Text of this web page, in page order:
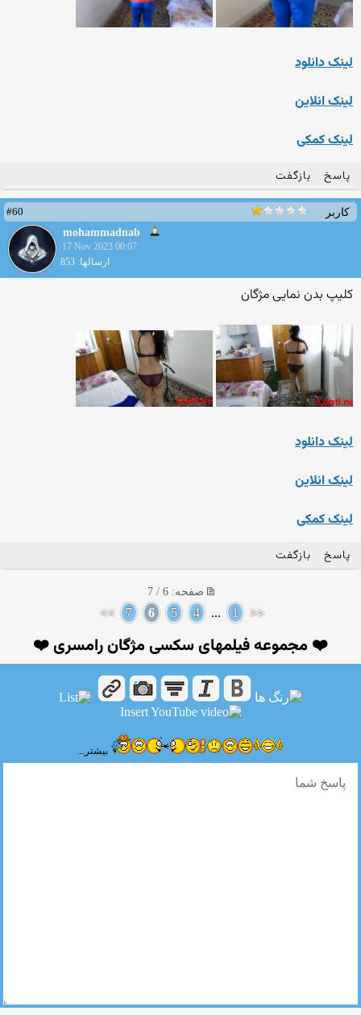
لینک دانلود
لینک انلاین
لینک کمکی
پاسخ بازگفت
کاربر
#60
mohammadnab
17 Nov 2023 00:07
ارسالها: 853
کلیپ بدن نمایی مژگان
لینک دانلود
لینک انلاین
لینک کمکی
پاسخ بازگفت
صفحه: 6 / 7
<<
1
...
4
5
6
7
>>
❤️ مجموعه فیلمهای سکسی مژگان رامسری ❤️
بیشتر...